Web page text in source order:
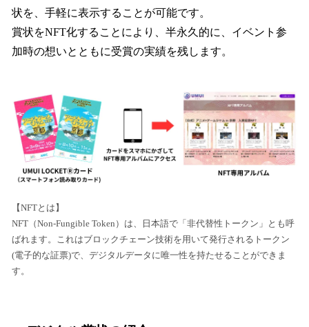
状を、手軽に表示することが可能です。
賞状をNFT化することにより、半永久的に、イベント参
加時の想いとともに受賞の実績を残します。
【NFTとは】
NFT（Non-Fungible Token）は、日本語で「非代替性トークン」とも呼
ばれます。これはブロックチェーン技術を用いて発行されるトークン
(電子的な証票)で、デジタルデータに唯一性を持たせることができま
す。